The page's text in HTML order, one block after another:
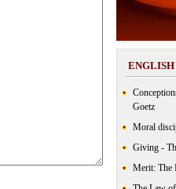
ENGLISH
Goetz
Moral
Giving -
Merit: The